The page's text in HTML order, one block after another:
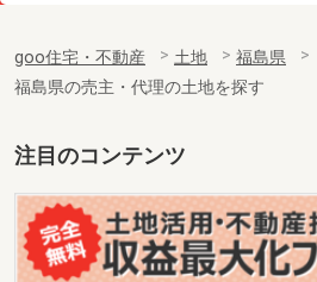
用途地域
商業地域
土地面積 60.38m²
福島県双葉郡富岡町桜１
価 格
200万円
住 所
福島県双葉郡
用途地域 ２種低層
土地面積 346.54m²
goo住宅・不動産 土地
福島県
福島県の売主・代理の土地を探す
注目のコンテンツ